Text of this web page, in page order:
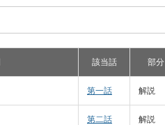
該当話 部分
第一話 解説
第二話 解説